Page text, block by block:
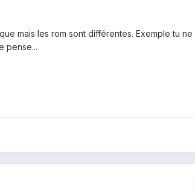
mais les rom sont différentes. Exemple tu
pense...